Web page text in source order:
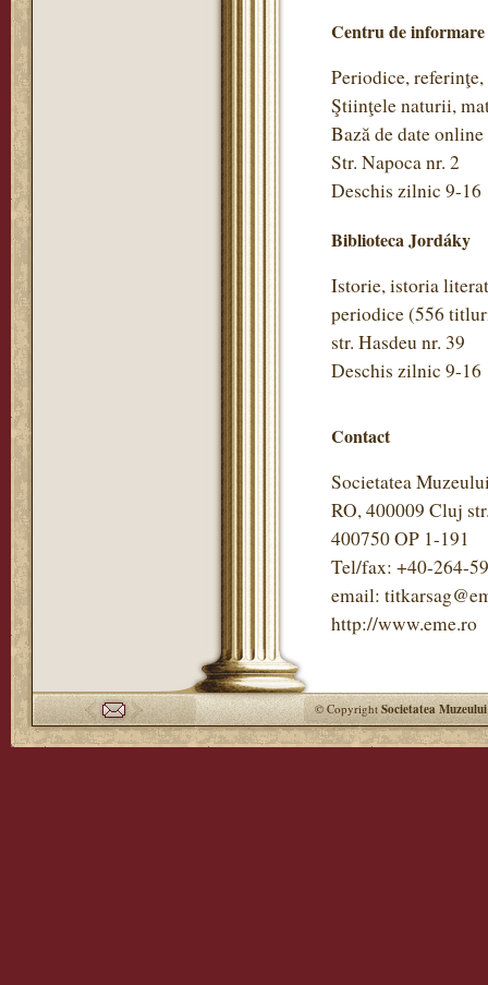
Centru de
Periodice,
Ştiinţele naturii,
Bază de date online
Str. Napoca nr. 2
Deschis zilnic 9-16
Biblioteca Jordáky
Istorie, istoria
periodice (556
str. Hasdeu nr. 39
Deschis zilnic 9-16
Contact
Societatea
RO, 400009 Cluj
400750 OP 1-191
Tel/fax: +40-264-
email:
http://www.eme.ro
© CopyrightSocietatea